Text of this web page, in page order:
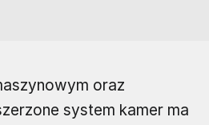
oraz
system kamer ma